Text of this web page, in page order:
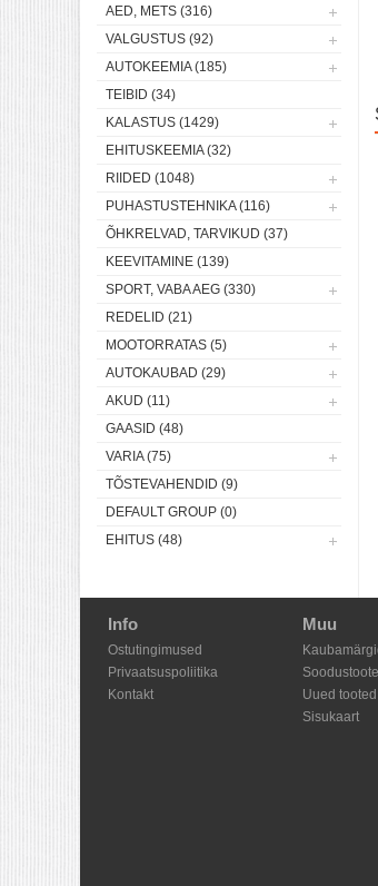
AED, METS (316)
VALGUSTUS (92)
AUTOKEEMIA (185)
TEIBID (34)
KALASTUS (1429)
EHITUSKEEMIA (32)
RIIDED (1048)
PUHASTUSTEHNIKA (116)
ÕHKRELVAD, TARVIKUD (37)
KEEVITAMINE (139)
SPORT, VABA AEG (330)
REDELID (21)
MOOTORRATAS (5)
AUTOKAUBAD (29)
AKUD (11)
GAASID (48)
VARIA (75)
TÕSTEVAHENDID (9)
DEFAULT GROUP (0)
EHITUS (48)
Info
Ostutingimused
Privaatsuspoliitika
Kontakt
Muu
Uued tooted
Sisukaart